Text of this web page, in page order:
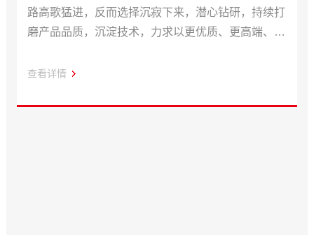
路高歌猛进，反而选择沉寂下来，潜心钻研，持续打
磨产品品质，沉淀技术，力求以更优质、更高端、更
打动更多的终端用户！
查看详情